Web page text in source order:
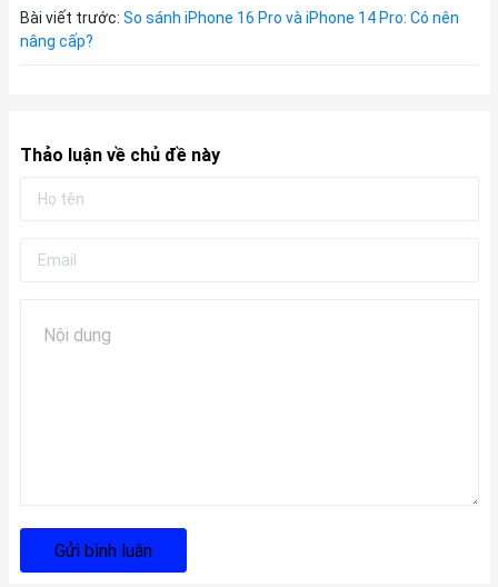
Bài viết trước: So sánh iPhone 16 Pro và iPhone 14 Pro: Có nên
nâng cấp?
Thảo luận về chủ đề này
Gửi bình luận